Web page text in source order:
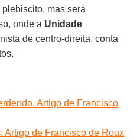
mas será
onde a Unidade
de centro-direita, conta
Artigo de Francisco
Artigo de Francisco de Roux